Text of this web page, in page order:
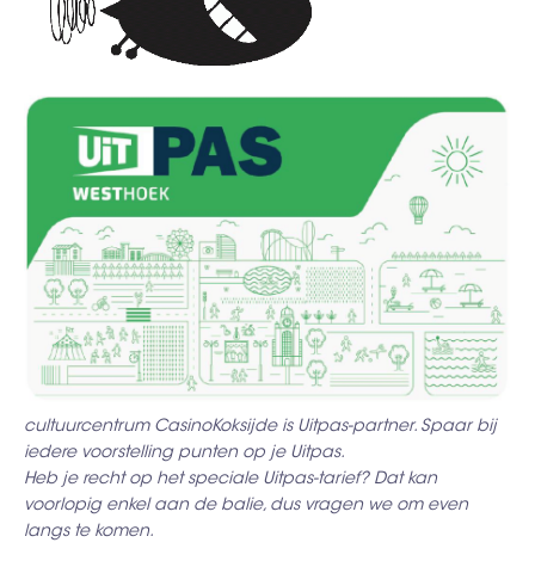
cultuurcentrum CasinoKoksijde is Uitpas-partner. Spaar bij
iedere voorstelling punten op je Uitpas.
Heb je recht op het speciale Uitpas-tarief? Dat kan
voorlopig enkel aan de balie, dus vragen we om even
langs te komen.